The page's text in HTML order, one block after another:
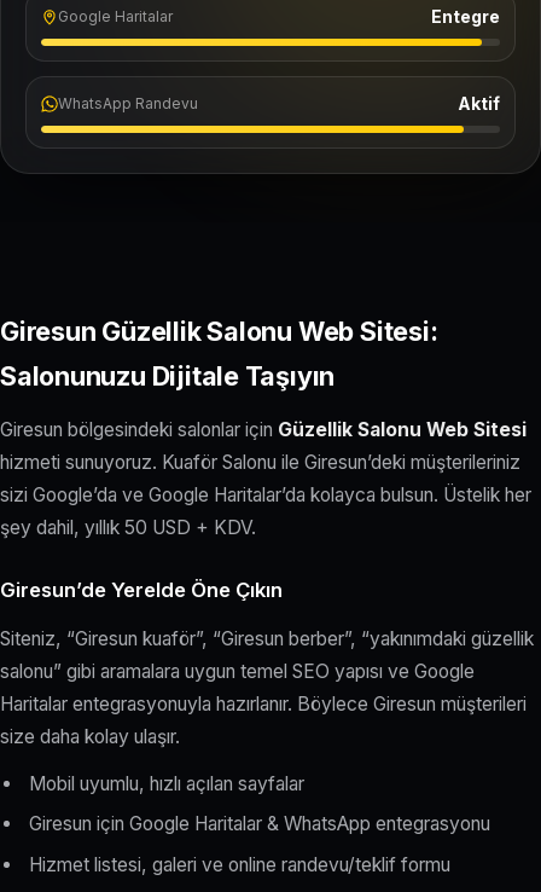
Google Haritalar Entegre
WhatsApp Randevu Aktif
Giresun Güzellik Salonu Web Sitesi:
Salonunuzu Dijitale Taşıyın
Giresun bölgesindeki salonlar için Güzellik Salonu Web Sitesi
hizmeti sunuyoruz. Kuaför Salonu ile Giresun’deki müşterileriniz
sizi Google’da ve Google Haritalar’da kolayca bulsun. Üstelik her
şey dahil, yıllık 50 USD + KDV.
Giresun’de Yerelde Öne Çıkın
Siteniz, “Giresun kuaför”, “Giresun berber”, “yakınımdaki güzellik
salonu” gibi aramalara uygun temel SEO yapısı ve Google
Haritalar entegrasyonuyla hazırlanır. Böylece Giresun müşterileri
size daha kolay ulaşır.
Mobil uyumlu, hızlı açılan sayfalar
Giresun için Google Haritalar & WhatsApp entegrasyonu
Hizmet listesi, galeri ve online randevu/teklif formu